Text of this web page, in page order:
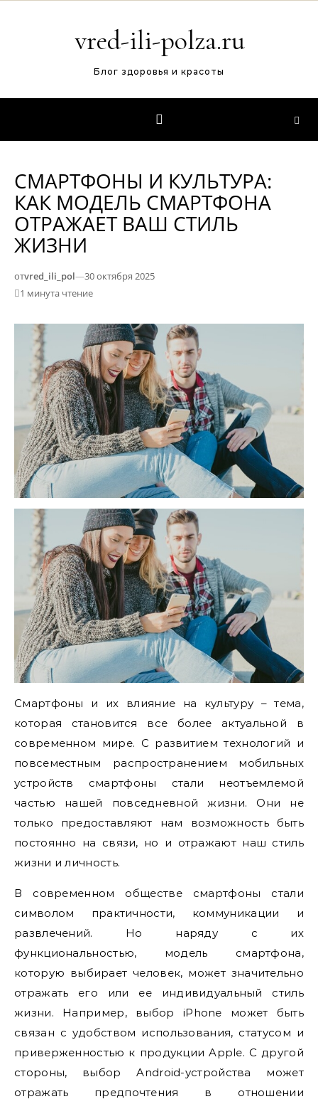
vred-ili-polza.ru
Блог здоровья и красоты
СМАРТФОНЫ И КУЛЬТУРА:
КАК МОДЕЛЬ СМАРТФОНА
ОТРАЖАЕТ ВАШ СТИЛЬ
ЖИЗНИ
отvred_ili_pol—30 октября 2025
1 минута чтение
Смартфоны и их влияние на культуру – тема,
которая становится все более актуальной в
современном мире. С развитием технологий и
повсеместным распространением мобильных
устройств смартфоны стали неотъемлемой
частью нашей повседневной жизни. Они не
только предоставляют нам возможность быть
постоянно на связи, но и отражают наш стиль
жизни и личность.
В современном обществе смартфоны стали
символом практичности, коммуникации и
развлечений. Но наряду с их
функциональностью, модель смартфона,
которую выбирает человек, может значительно
отражать его или ее индивидуальный стиль
жизни. Например, выбор iPhone может быть
связан с удобством использования, статусом и
приверженностью к продукции Apple. С другой
стороны, выбор Android-устройства может
отражать предпочтения в отношении